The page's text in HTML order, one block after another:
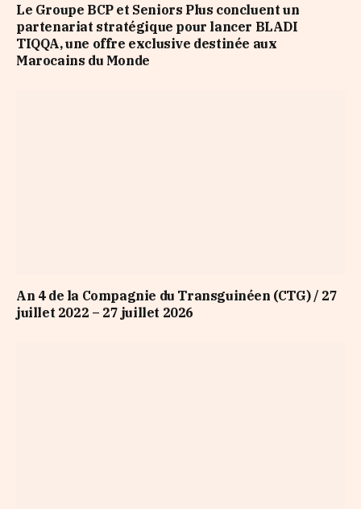
Le Groupe BCP et Seniors Plus concluent un
partenariat stratégique pour lancer BLADI
TIQQA, une offre exclusive destinée aux
Marocains du Monde
An 4 de la Compagnie du Transguinéen (CTG) / 27
juillet 2022 – 27 juillet 2026